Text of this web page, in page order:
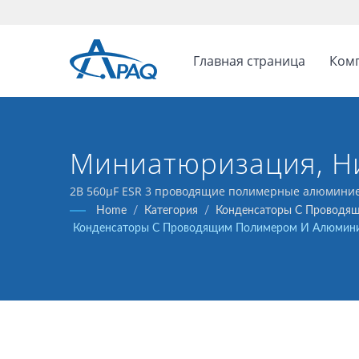
Главная страница
Миниатюризация,
Долговечность
2В 560μF ESR 3 проводящие полимерные
регуляторов напряжения и применения по
Home / Категория /
Конденсаторы С
Конденсаторы С Проводящим Полимером И